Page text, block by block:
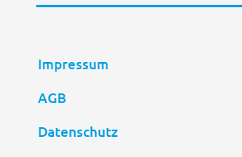
Impressum
AGB
Datenschutz